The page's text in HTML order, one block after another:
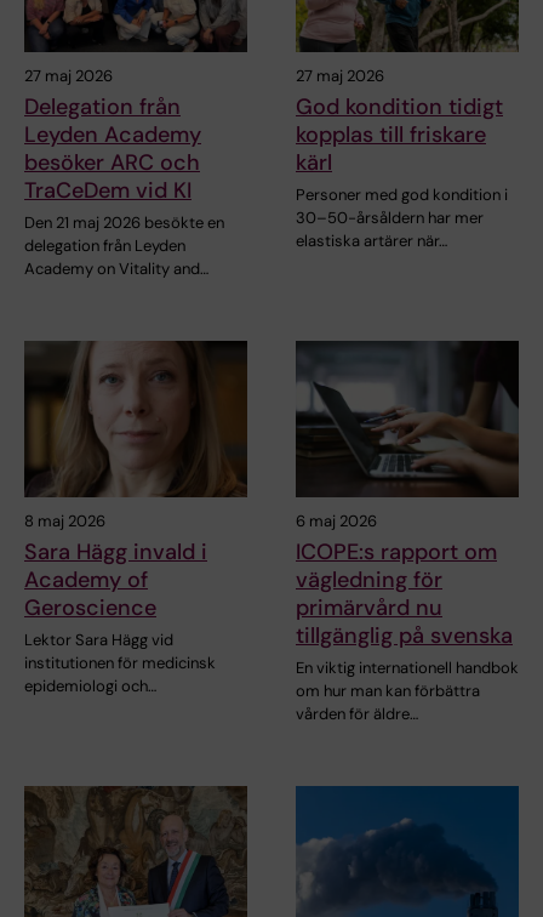
27 maj 2026
Delegation från
Leyden Academy
besöker ARC och
TraCeDem vid KI
Den 21 maj 2026 besökte en
delegation från Leyden
Academy on Vitality and…
27 maj 2026
God kondition tidigt
kopplas till friskare
kärl
Personer med god kondition i
30–50-årsåldern har mer
elastiska artärer när…
8 maj 2026
Sara Hägg invald i
Academy of
Geroscience
Lektor Sara Hägg vid
institutionen för medicinsk
epidemiologi och…
6 maj 2026
ICOPE:s rapport om
vägledning för
primärvård nu
tillgänglig på svenska
En viktig internationell handbok
om hur man kan förbättra
vården för äldre…